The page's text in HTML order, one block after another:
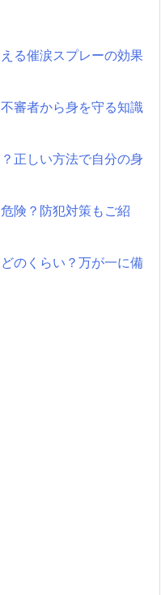
る催涙スプレーの効果
審者から身を守る知識
正しい方法で自分の身
険？防犯対策もご紹
のくらい？万が一に備